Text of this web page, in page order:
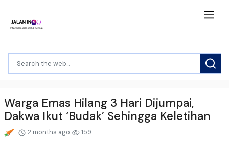
Warga Emas Hilang 3 Hari Dijumpai,
Dakwa Ikut ‘Budak’ Sehingga Keletihan
2 months ago 159